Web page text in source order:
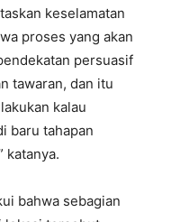
keselamatan
proses yang akan
persuasif
tawaran, dan itu
kalau
baru tahapan
katanya.
bahwa sebagian